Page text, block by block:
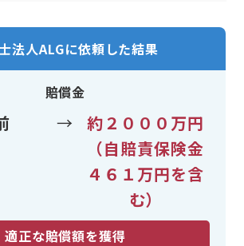
法人ALGに依頼した結果
賠償金
→
約２０００万円
（自賠責保険金
４６１万円を含
む）
適正な賠償額を獲得